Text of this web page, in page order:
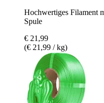
Hochwertiges Filament
Spule
€ 21,99
(€ 21,99 / kg)